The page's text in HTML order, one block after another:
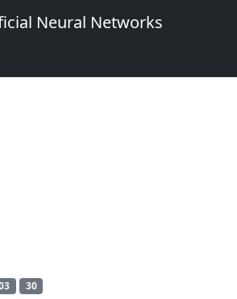
Neural Networks
30